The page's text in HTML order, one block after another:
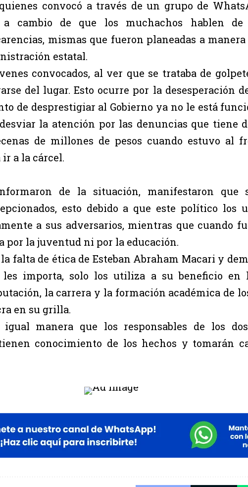
convocó a través de un grupo de
cambio de que los muchachos hablen de
mismas que fueron planeadas a
estatal.
convocados, al ver que se trataba de
del lugar. Esto ocurre por la desesperación
de desprestigiar al Gobierno ya no le está
la atención por las denuncias que tiene
de millones de pesos cuando estuvo al
ir a la cárcel.
de la situación, manifestaron que
esto debido a que este político los
a sus adversarios, mientras que cuando
por la juventud ni por la educación.
falta de ética de Esteban Abraham Macari y
les importa, solo los utiliza a su beneficio en
la carrera y la formación académica de
en su grilla.
manera que los responsables de los
conocimiento de los hechos y tomarán